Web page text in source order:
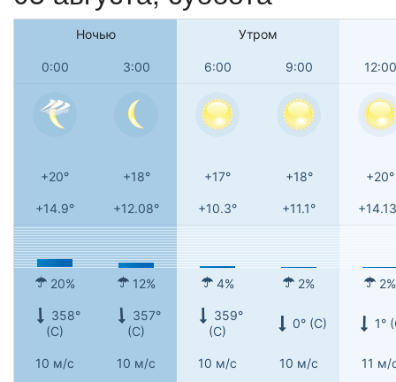
Ночью Утром
0:00 3:00 6:00 9:00 12:00
+20° +18° +17° +18° +20°
+14.9° +12.08° +10.3° +11.1°
20% 12% 4% 2% 2%
358°
(С)
357°
(С)
359°
(С)
0° (С) 1°
10 м/с 10 м/с 10 м/с 10 м/с 11 м/